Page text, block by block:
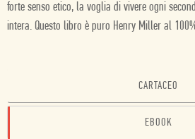
forte senso etico, la voglia di vivere ogni
intera. Questo libro è puro Henry Miller al
CARTACEO
EBOOK